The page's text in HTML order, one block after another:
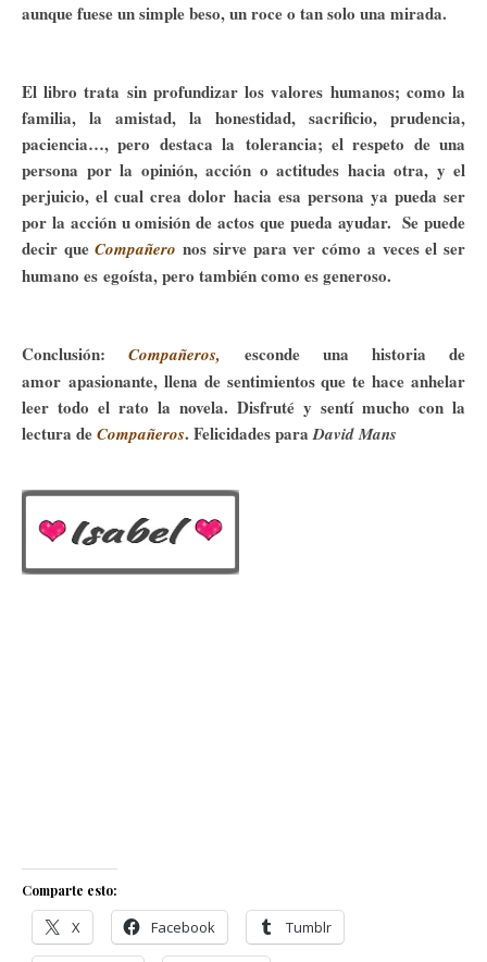
aunque fuese un simple beso, un roce o tan solo una mirada.
El libro trata sin profundizar los valores humanos; como la
familia, la amistad, la honestidad, sacrificio, prudencia,
paciencia…, pero destaca la tolerancia; el respeto de una
persona por la opinión, acción o actitudes hacia otra, y el
perjuicio, el cual crea dolor hacia esa persona ya pueda ser
por la acción u omisión de actos que pueda ayudar. Se puede
decir queCompañeronos sirve para ver cómo a veces el ser
humano es egoísta, pero también como es generoso.
Conclusión: Compañeros, esconde una historia de
amor apasionante, llena de sentimientos que te hace anhelar
leer todo el rato la novela. Disfruté y sentí mucho con la
lectura deCompañeros. Felicidades paraDavid Mans
Comparte esto:
X Facebook Tumblr